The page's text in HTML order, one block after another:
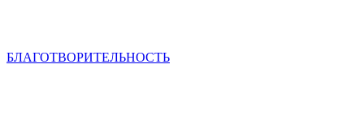
БЛАГОТВОРИТЕЛЬНОСТЬ